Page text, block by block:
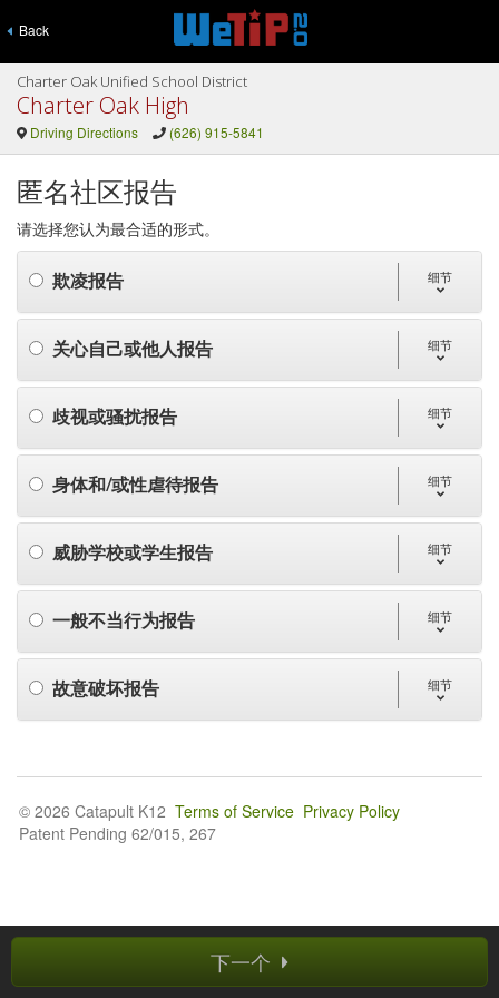
Back
Charter Oak Unified School District
Charter Oak High
Driving Directions (626) 915-5841
匿名社区报告
请选择您认为最合适的形式。
欺凌报告 细节
关心自己或他人报告 细节
歧视或骚扰报告 细节
身体和/或性虐待报告 细节
威胁学校或学生报告 细节
一般不当行为报告 细节
故意破坏报告 细节
下一个
© 2026 Catapult K12 Terms of Service Privacy Policy
Patent Pending 62/015, 267